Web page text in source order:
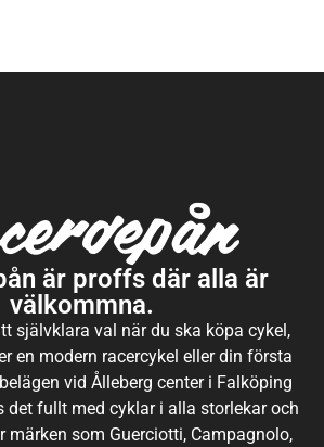
är proffs där alla är
välkommna.
självklara val när du ska köpa cykel,
en modern racercykel eller din första
vid Ålleberg center i Falköping
det fullt med cyklar i alla storlekar och
märken som Guerciotti, Campagnolo,